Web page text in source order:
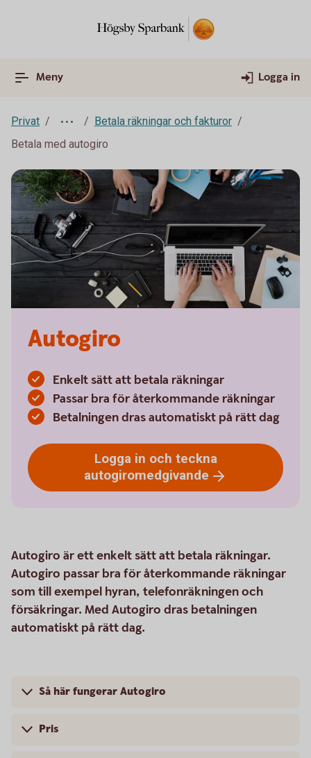
Meny Logga in
Privat
Betala räkningar och fakturor
Betala med autogiro
Autogiro
Enkelt sätt att betala räkningar
Passar bra för återkommande räkningar
Betalningen dras automatiskt på rätt dag
Logga in och teckna
autogiromedgivande
Autogiro är ett enkelt sätt att betala räkningar.
Autogiro passar bra för återkommande räkningar
som till exempel hyran, telefonräkningen och
försäkringar. Med Autogiro dras betalningen
automatiskt på rätt dag.
Så här fungerar Autogiro
Pris